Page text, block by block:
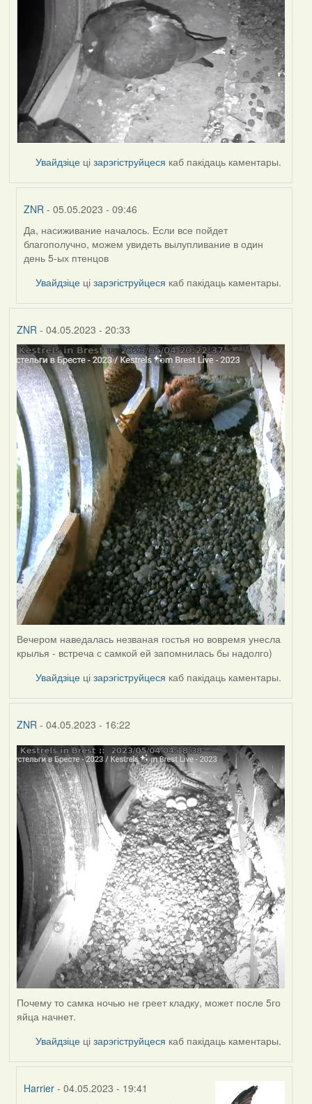
Увайдзіце цізарэгіструйцеся каб пакідаць каментары.
ZNR - 05.05.2023 - 09:46
In
reply
to
Да, насиживание началось. Если все пойдет
благополучно, можем увидеть вылупливание в один
день 5-ых птенцов
Увайдзіце цізарэгіструйцеся каб пакідаць каментары.
ZNR- 04.05.2023 - 20:33
Вечером наведалась незваная гостья но вовремя унесла
крылья - встреча с самкой ей запомнилась бы надолго)
Увайдзіце цізарэгіструйцеся каб пакідаць каментары.
ZNR - 04.05.2023 - 16:22
Почему то самка ночью не греет кладку, может после 5го
яйца начнет.
Увайдзіце цізарэгіструйцеся каб пакідаць каментары.
Harrier - 04.05.2023 - 19:41